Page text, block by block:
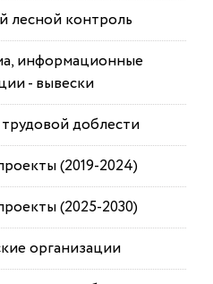
лесной контроль
информационные
- вывески
доблести
(2019-2024)
(2025-2030)
организации